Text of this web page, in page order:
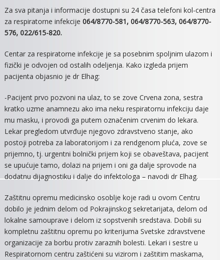
Za sva pitanja i informacije dostupni su 24 časa telefoni kol-centra
za respiratorne infekcije 064/8770-581, 064/8770-563, 064/8770-
576, 022/615-820.
Centar za respiratorne infekcije je sa posebnim spoljnim ulazom i
fizički je odvojen od ostalih odeljenja. Kako izgleda prijem
pacijenta objasnio je dr Elhag:
-Pacijent prvo pozvoni na ulaz, to se zove Crvena zona, sestra
kratko uzme anamnezu ako ima neku respiratornu infekciju daje
mu masku, i provodi ga putem označenim crvenim do lekara.
Lekar pregledom utvrđuje njegovo zdravstveno stanje, ako
postoji potreba za laboratorijom i za rendgenom pluća, zove se
prijemno, tj. urgentni bolnički prijem koji se obaveštava, pacijent
se upućuje tamo, dolazi na prijem i oni ga dalje sprovode na
dodatnu dijagnostiku i dalje do infektologa – navodi dr Elhag.
Zaštitnu opremu medicinsko osoblje koje radi u ovom Centru
dobilo je jednim delom od Pokrajinskog sekretarijata, delom od
lokalne samouprave i delom iz sopstvenih sredstava. Dobili su
kompletnu zaštitnu opremu po kriterijuma Svetske zdravstvene
organizacije za borbu protiv zaraznih bolesti. Lekari i sestre u
Respiratornom centru zaštićeni su vizirom i zaštitim maskama,